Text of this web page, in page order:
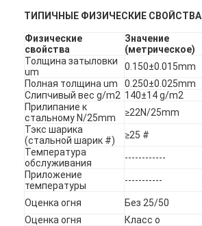
ТИПИЧНЫЕ ФИЗИЧЕСКИЕ СВОЙСТВА
Физические
свойства
Значение
(метрическое)
Толщина затыловки
um
0.150±0.015mm
Полная толщина um
0.250±0.025mm
Слипчивый вес g/m2 140±14 g/m2
Прилипание к
стальному N/25mm
≥22N/25mm
Тэкс шарика
(стальной шарик #)
≥25 #
Температура
обслуживания
------------
Приложение
температуры
-----------
Оценка огня Без 25/50
Оценка огня
Класс o